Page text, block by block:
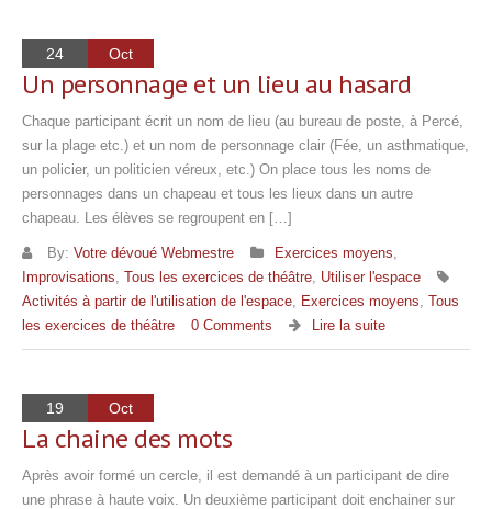
24 Oct
Un personnage et un lieu au hasard
Chaque participant écrit un nom de lieu (au bureau de poste, à Percé,
sur la plage etc.) et un nom de personnage clair (Fée, un asthmatique,
un policier, un politicien véreux, etc.) On place tous les noms de
personnages dans un chapeau et tous les lieux dans un autre
chapeau. Les élèves se regroupent en […]
By: Votre dévoué Webmestre Exercices moyens,
Improvisations, Tous les exercices de théâtre, Utiliser l'espace
Activités à partir de l'utilisation de l'espace, Exercices moyens, Tous
les exercices de théâtre
0 Comments Lire la suite
19 Oct
La chaine des mots
Après avoir formé un cercle, il est demandé à un participant de dire
une phrase à haute voix. Un deuxième participant doit enchainer sur